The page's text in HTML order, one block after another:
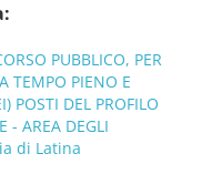
PUBBLICO, PER
TEMPO PIENO E
POSTI DEL PROFILO
- AREA DEGLI
di Latina